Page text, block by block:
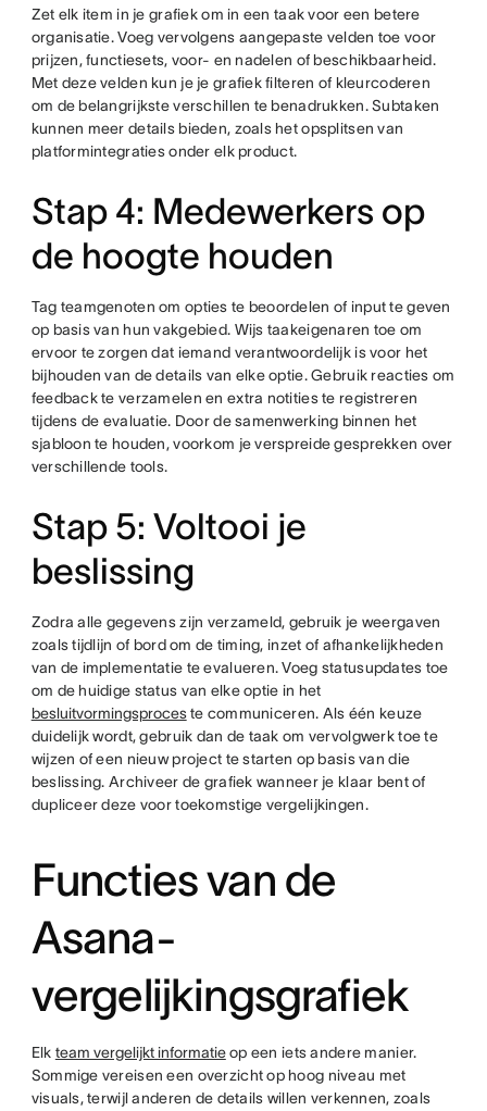
Zet elk item in je grafiek om in een taak voor een betere
organisatie. Voeg vervolgens aangepaste velden toe voor
prijzen, functiesets, voor- en nadelen of beschikbaarheid.
Met deze velden kun je je grafiek filteren of kleurcoderen
om de belangrijkste verschillen te benadrukken. Subtaken
kunnen meer details bieden, zoals het opsplitsen van
platformintegraties onder elk product.
Stap 4: Medewerkers op
de hoogte houden
Tag teamgenoten om opties te beoordelen of input te geven
op basis van hun vakgebied. Wijs taakeigenaren toe om
ervoor te zorgen dat iemand verantwoordelijk is voor het
bijhouden van de details van elke optie. Gebruik reacties om
feedback te verzamelen en extra notities te registreren
tijdens de evaluatie. Door de samenwerking binnen het
sjabloon te houden, voorkom je verspreide gesprekken over
verschillende tools.
Stap 5: Voltooi je
beslissing
Zodra alle gegevens zijn verzameld, gebruik je weergaven
zoals tijdlijn of bord om de timing, inzet of afhankelijkheden
van de implementatie te evalueren. Voeg statusupdates toe
om de huidige status van elke optie in het
besluitvormingsproceste communiceren. Als één keuze
duidelijk wordt, gebruik dan de taak om vervolgwerk toe te
wijzen of een nieuw project te starten op basis van die
beslissing. Archiveer de grafiek wanneer je klaar bent of
dupliceer deze voor toekomstige vergelijkingen.
Functies van de
Asana-
vergelijkingsgrafiek
Elk team vergelijkt informatieop een iets andere manier.
Sommige vereisen een overzicht op hoog niveau met
visuals, terwijl anderen de details willen verkennen, zoals